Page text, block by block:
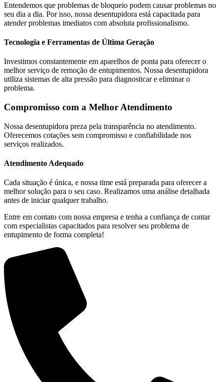
Entendemos que problemas de bloqueio podem causar problemas no
seu dia a dia. Por isso, nossa desentupidora está capacitada para
atender problemas imediatos com absoluta profissionalismo.
Tecnologia e Ferramentas de Última Geração
Investimos constantemente em aparelhos de ponta para oferecer o
melhor serviço de remoção de entupimentos. Nossa desentupidora
utiliza sistemas de alta pressão para diagnosticar e eliminar o
problema.
Compromisso com a Melhor Atendimento
Nossa desentupidora preza pela transparência no atendimento.
Oferecemos cotações sem compromisso e confiabilidade nos
serviços realizados.
Atendimento Adequado
Cada situação é única, e nossa time está preparada para oferecer a
melhor solução para o seu caso. Realizamos uma análise detalhada
antes de iniciar qualquer trabalho.
Entre em contato com nossa empresa e tenha a confiança de contar
com especialistas capacitados para resolver seu problema de
entupimento de forma completa!